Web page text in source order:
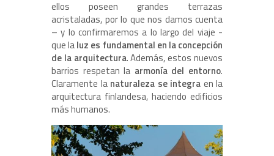
ellos poseen grandes terrazas
acristaladas, por lo que nos damos cuenta
– y lo confirmaremos a lo largo del viaje -
que laluz es fundamental en la concepción
de la arquitectura. Además, estos nuevos
barrios respetan la armonía del entorno.
Claramente la naturaleza se integra en la
arquitectura finlandesa, haciendo edificios
más humanos.